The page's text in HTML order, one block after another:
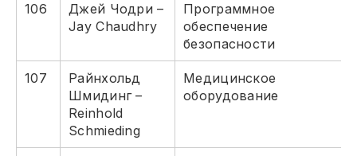
106
Джей Чодри –
Jay Chaudhry
Программное
обеспечение
безопасности
107
Райнхольд
Шмидинг –
Reinhold
Schmieding
Медицинское
оборудование